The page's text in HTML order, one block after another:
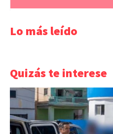
Lo más leído
Quizás te interese